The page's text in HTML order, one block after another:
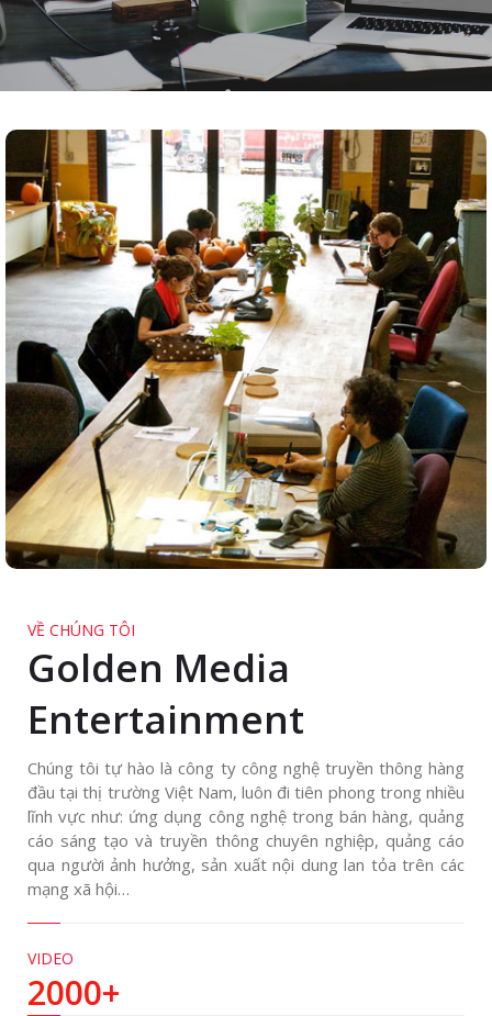
VỀ CHÚNG TÔI
Golden Media
Entertainment
Chúng tôi tự hào là công ty công nghệ truyền thông hàng
đầu tại thị trường Việt Nam, luôn đi tiên phong trong nhiều
lĩnh vực như: ứng dụng công nghệ trong bán hàng, quảng
cáo sáng tạo và truyền thông chuyên nghiệp, quảng cáo
qua người ảnh hưởng, sản xuất nội dung lan tỏa trên các
mạng xã hội…
VIDEO
2000+